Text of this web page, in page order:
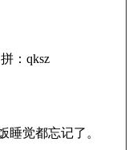
：qksz
睡觉都忘记了。